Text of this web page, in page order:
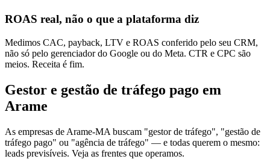
ROAS real, não o que a plataforma diz
Medimos CAC, payback, LTV e ROAS conferido pelo seu CRM,
não só pelo gerenciador do Google ou do Meta. CTR e CPC são
meios. Receita é fim.
Gestor e gestão de tráfego pago em
Arame
As empresas de Arame-MA buscam "gestor de tráfego", "gestão de
tráfego pago" ou "agência de tráfego" — e todas querem o mesmo:
leads previsíveis. Veja as frentes que operamos.